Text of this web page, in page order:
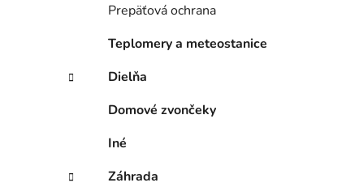
Prepäťová ochrana
Teplomery a meteostanice
Dielňa
Domové zvončeky
Iné
Záhrada